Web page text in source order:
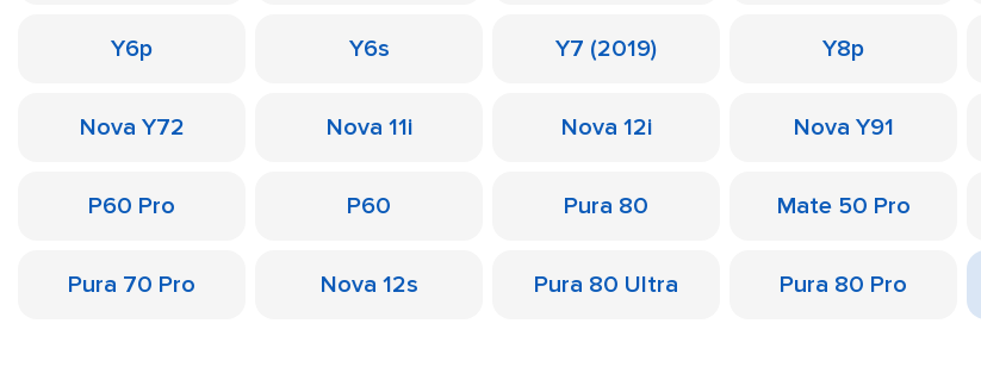
Y6p Y6s Y7 (2019) Y8p
Nova Y72 Nova 11i Nova 12i Nova Y91
P60 Pro P60 Pura 80 Mate 50 Pro
Pura 70 Pro Nova 12s Pura 80 Ultra Pura 80 Pro